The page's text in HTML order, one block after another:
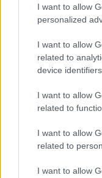
I want to allow
personalized
I want to allow
related to
device
I want to allow
related to
I want to allow
related to
I want to allow